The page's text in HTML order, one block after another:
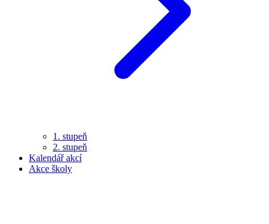
1. stupeň
2. stupeň
Kalendář akcí
Akce školy